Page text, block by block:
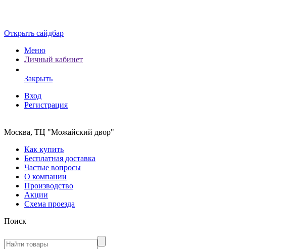
Открыть сайдбар
Меню
Личный кабинет
Закрыть
Вход
Регистрация
Москва, ТЦ "Можайский двор"
Как купить
Бесплатная доставка
Частые вопросы
О компании
Производство
Акции
Схема проезда
Поиск